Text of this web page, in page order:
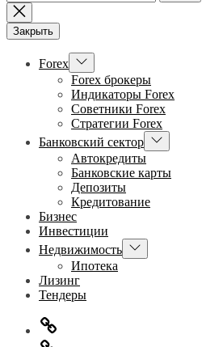
Закрыть
Forex Показывать
подменю
Forex брокеры
Индикаторы Forex
Советники Forex
Стратегии Forex
Банковский сектор Показывать
подменю
Автокредиты
Банковские карты
Депозиты
Кредитование
Бизнес
Инвестиции
Недвижимость Показывать
подменю
Ипотека
Лизинг
Тендеры
Главная